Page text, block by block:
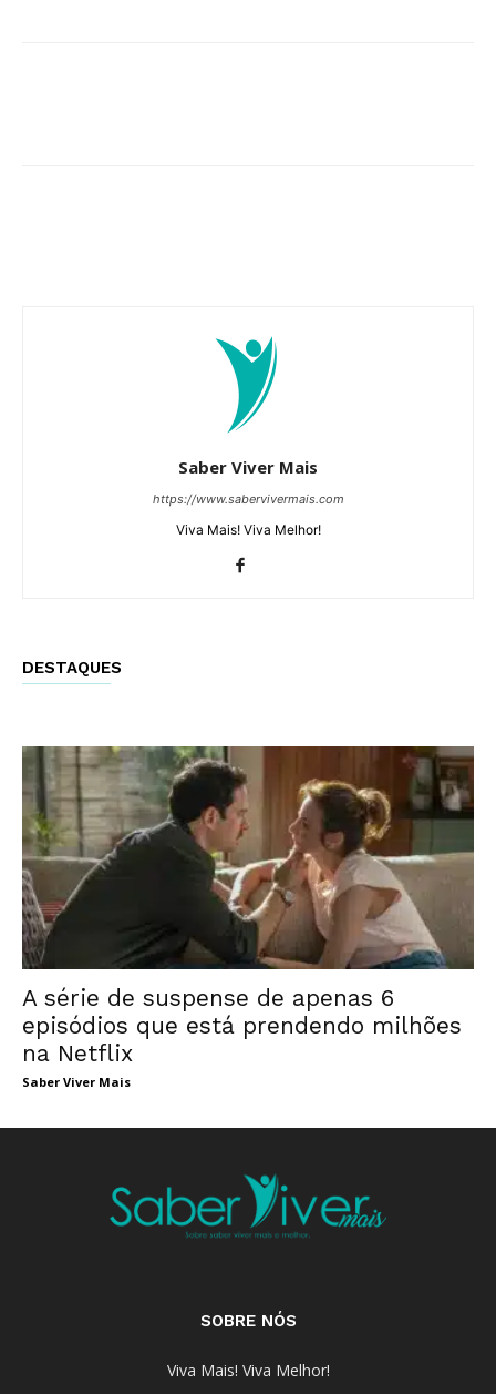
Saber Viver Mais
https://www.sabervivermais.com
Viva Mais! Viva Melhor!
DESTAQUES
A série de suspense de apenas 6
episódios que está prendendo milhões
na Netflix
Saber Viver Mais
SOBRE NÓS
Viva Mais! Viva Melhor!